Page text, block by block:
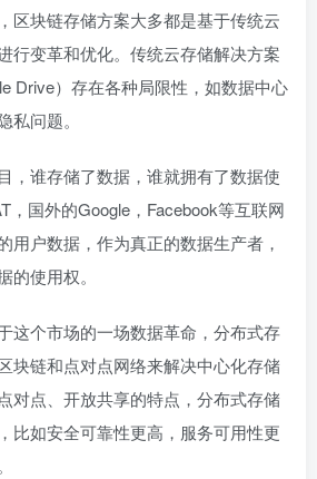
区块链存储方案大多都是基于传统云
行变革和优化。传统云存储解决方案
Drive）存在各种局限性，如数据中心
私问题。
，谁存储了数据，谁就拥有了数据使
，国外的Google，Facebook等互联网
用户数据，作为真正的数据生产者，
的使用权。
这个市场的一场数据革命，分布式存
块链和点对点网络来解决中心化存储
对点、开放共享的特点，分布式存储
比如安全可靠性更高，服务可用性更